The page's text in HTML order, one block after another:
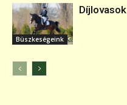
Büszkeségeink
Díjlovasok